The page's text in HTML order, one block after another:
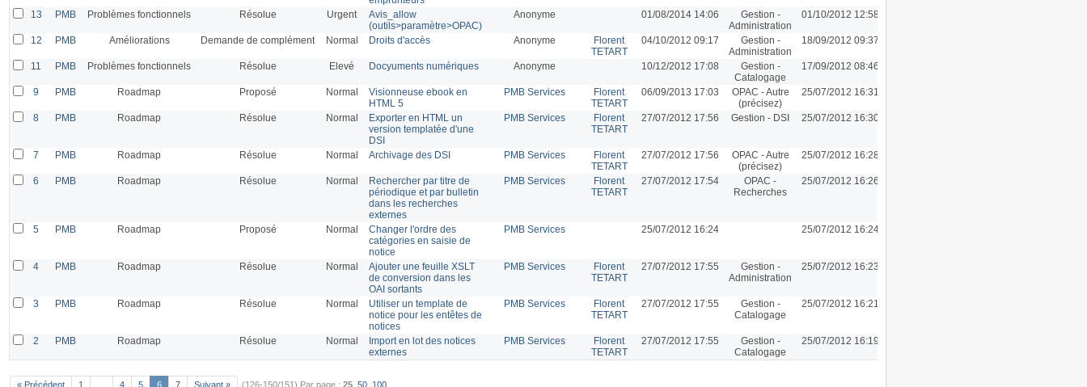
13 PMB Problèmes fonctionnels Résolue Urgent
Avis_allow
(outils>paramètre>OPAC)
Anonyme 01/08/2014 14:06
Gestion -
Administration
01/10/2012 12:58
12 PMB Améliorations Demande de complément Normal Droits d'accès Anonyme
Florent
TETART
04/10/2012 09:17
Gestion -
Administration
18/09/2012 09:37
11 PMB Problèmes fonctionnels Résolue Elevé Docyuments numériques Anonyme 10/12/2012 17:08
Gestion -
Catalogage
17/09/2012 08:46
9 PMB Roadmap Proposé Normal
Visionneuse ebook en
HTML 5
PMB Services
Florent
TETART
06/09/2013 17:03
OPAC - Autre
(précisez)
25/07/2012 16:31
8 PMB Roadmap Résolue Normal
Exporter en HTML un
version templatée d'une
DSI
PMB Services
Florent
TETART
27/07/2012 17:56 Gestion - DSI 25/07/2012 16:30
7 PMB Roadmap Résolue Normal Archivage des DSI PMB Services
Florent
TETART
27/07/2012 17:56
OPAC - Autre
(précisez)
25/07/2012 16:28
6 PMB Roadmap Résolue Normal
Rechercher par titre de
périodique et par bulletin
dans les recherches
externes
PMB Services
Florent
TETART
27/07/2012 17:54
OPAC -
Recherches
25/07/2012 16:26
5 PMB Roadmap Proposé Normal
Changer l'ordre des
catégories en saisie de
notice
PMB Services 25/07/2012 16:24 25/07/2012 16:24
4 PMB Roadmap Résolue Normal
Ajouter une feuille XSLT
de conversion dans les
OAI sortants
PMB Services
Florent
TETART
27/07/2012 17:55
Gestion -
Administration
25/07/2012 16:23
3 PMB Roadmap Résolue Normal
Utiliser un template de
notice pour les entêtes de
notices
PMB Services
Florent
TETART
27/07/2012 17:55
Gestion -
Catalogage
25/07/2012 16:21
2 PMB Roadmap Résolue Normal
Import en lot des notices
externes
PMB Services
Florent
TETART
27/07/2012 17:55
Gestion -
Catalogage
25/07/2012 16:19
« Précédent 1 4 5 6 7 Suivant » (126-150/151) Par page : 25 50 100